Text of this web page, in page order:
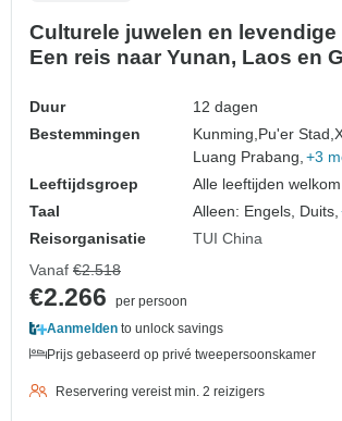
Culturele juwelen en
Een reis naar Yunan, Laos en
Duur
12 dagen
Bestemmingen
Kunming, Pu'er Stad,
Luang Prabang, +3
Leeftijdsgroep
Alle leeftijden welkom
Taal
Alleen: Engels, Duits,
Reisorganisatie
TUI China
Vanaf €2.518
€2.266
per persoon
Aanmelden to unlock savings
Prijs gebaseerd op privé tweepersoonskamer
Reservering vereist min. 2 reizigers